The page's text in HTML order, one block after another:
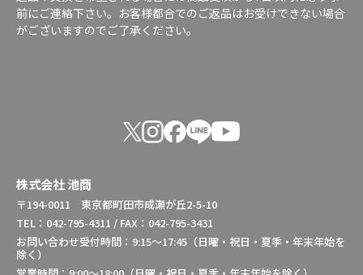
前にご連絡下さい。お客様都合でのご返品はお受けできない場合
がございますのでご了承ください。
株式会社 池商
〒194-0011 東京都町田市成瀬が丘2-5-10
TEL：042-795-4311 / FAX：042-795-3431
お問い合わせ受付時間：9:15～17:45（日曜・祝日・夏季・年末年始を
除く）